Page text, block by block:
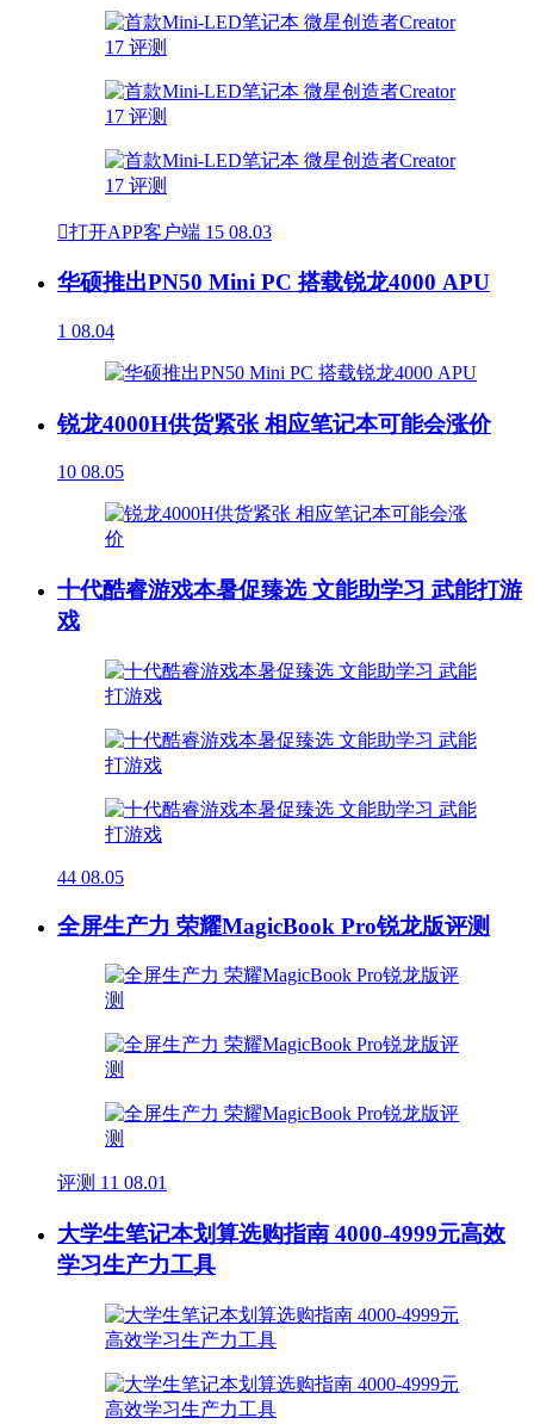
打开APP客户端 15 08.03
华硕推出PN50 Mini PC 搭载锐龙4000 APU
1 08.04
锐龙4000H供货紧张 相应笔记本可能会涨价
10 08.05
十代酷睿游戏本暑促臻选 文能助学习 武能打游
戏
44 08.05
全屏生产力 荣耀MagicBook Pro锐龙版评测
评测 11 08.01
大学生笔记本划算选购指南 4000-4999元高效
学习生产力工具